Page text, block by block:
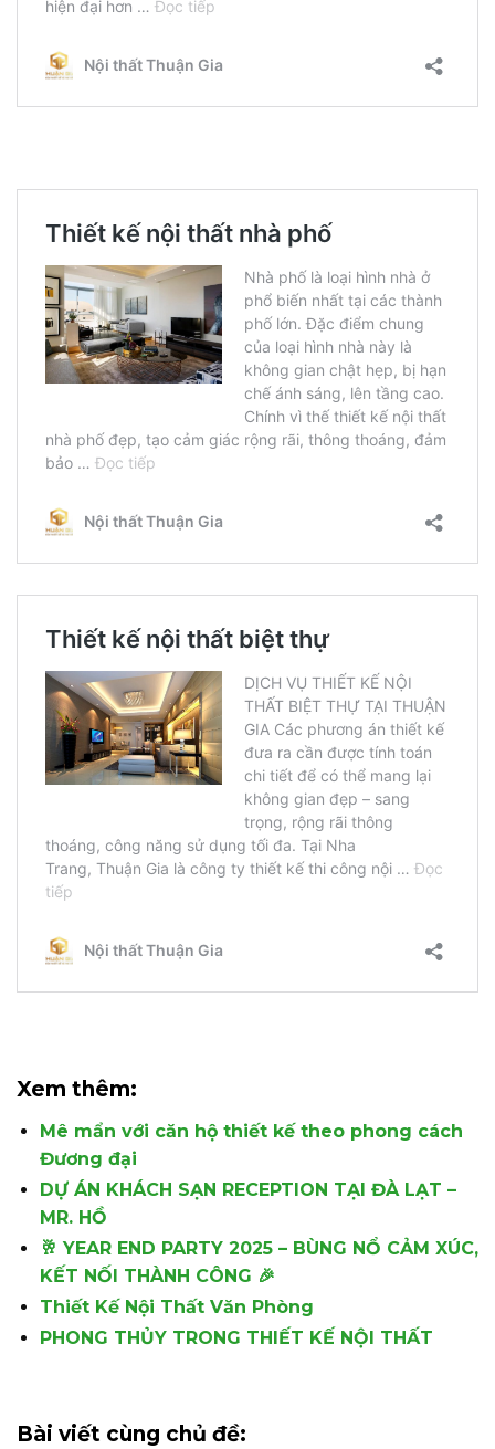
Xem thêm:
Mê mẩn với căn hộ thiết kế theo phong cách
Đương đại
DỰ ÁN KHÁCH SẠN RECEPTION TẠI ĐÀ LẠT –
MR. HỒ
🥂 YEAR END PARTY 2025 – BÙNG NỔ CẢM XÚC,
KẾT NỐI THÀNH CÔNG 🎉
Thiết Kế Nội Thất Văn Phòng
PHONG THỦY TRONG THIẾT KẾ NỘI THẤT
Bài viết cùng chủ đề: